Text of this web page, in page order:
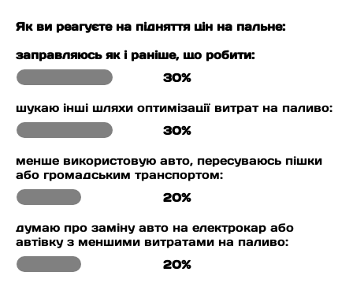
Як ви реагуєте на підняття цін на пальне:
заправляюсь як і раніше, що робити:
30%
шукаю інші шляхи оптимізації витрат на паливо:
30%
менше використовую авто, пересуваюсь пішки
або громадським транспортом:
20%
думаю про заміну авто на електрокар або
автівку з меншими витратами на паливо:
20%